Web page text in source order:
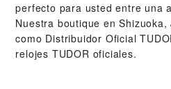
perfecto para usted entre una
Nuestra boutique en
como Distribuidor Oficial
relojes TUDOR oficiales.